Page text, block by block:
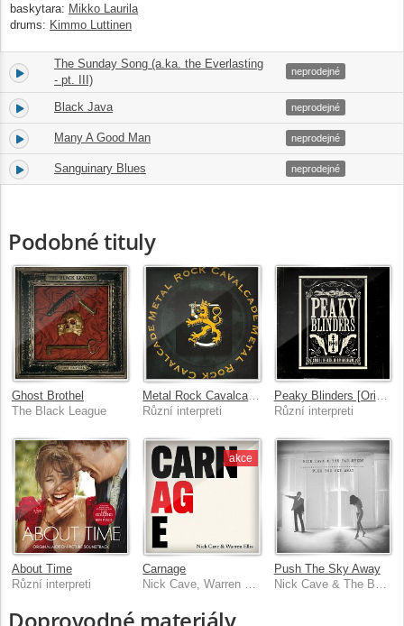
baskytara: Mikko Laurila
drums: Kimmo Luttinen
3.
The Sunday Song (a.ka. the Everlasting
- pt. III)
03:24
neprodejné
4. Black Java 02:53
neprodejné
5. Many A Good Man 02:52
neprodejné
6. Sanguinary Blues 05:37
neprodejné
Podobné tituly
Ghost Brothel
The Black League
Různí interpreti
Různí interpreti
About Time
Různí interpreti
akce
Carnage
Nick Cave, Warren Ellis
Push The Sky Away
Nick Cave & The Bad Seeds